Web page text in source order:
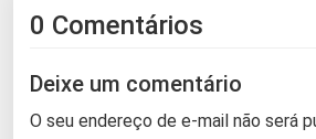
0 Comentários
Deixe um comentário
O seu endereço de e-mail não será